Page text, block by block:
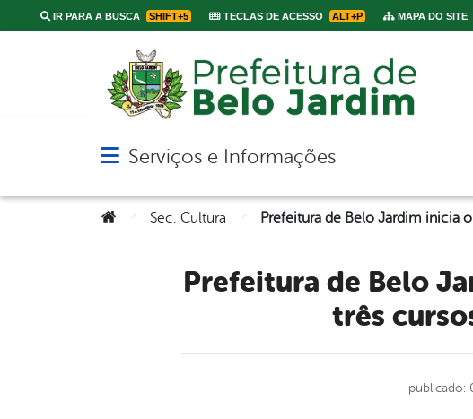
IR PARA A BUSCA SHIFT+5 TECLAS DE ACESSO ALT+P MAPA DO SITE
Abrir menu principal de navegação
Serviços e Informações
Você está aqui:
Sec. Cultura
Prefeitura de Belo Jardim inicia o mês de outubro oferecendo
três
publicado: